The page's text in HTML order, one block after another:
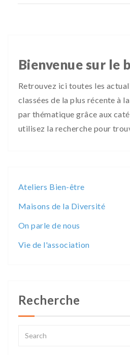
Bienvenue sur le
Retrouvez ici toutes les
classées de la plus récente à
par thématique grâce aux
utilisez la recherche pour
Ateliers Bien-être
Maisons de la Diversité
On parle de nous
Vie de l'association
Recherche